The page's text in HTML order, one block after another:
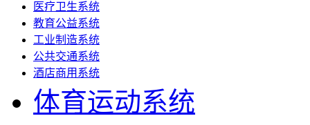
医疗卫生系统
教育公益系统
工业制造系统
公共交通系统
酒店商用系统
体育运动系统